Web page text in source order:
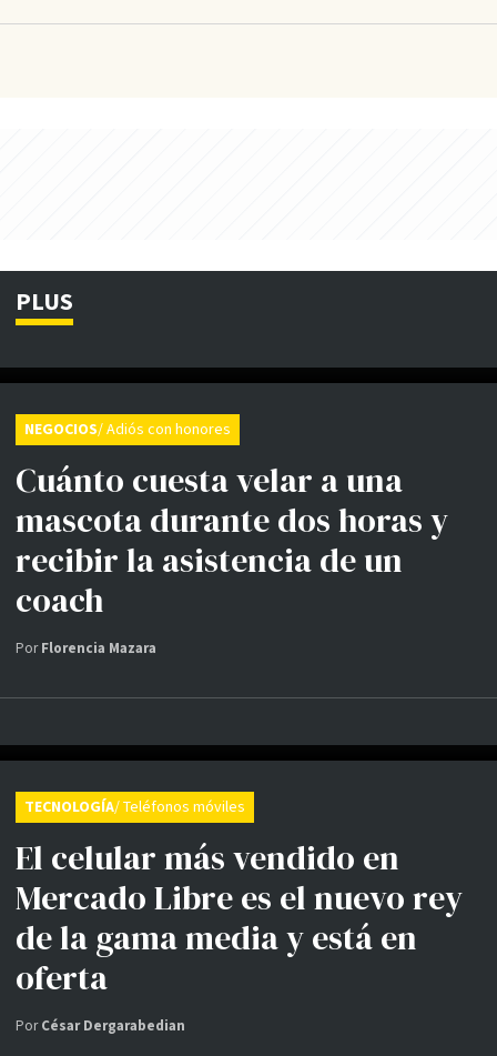
PLUS
Cuánto cuesta velar a una
mascota durante dos horas y
recibir la asistencia de un
coach
NEGOCIOS/ Adiós con honores
PorFlorencia Mazara
El celular más vendido en
Mercado Libre es el nuevo rey
de la gama media y está en
oferta
TECNOLOGÍA/ Teléfonos móviles
PorCésar Dergarabedian